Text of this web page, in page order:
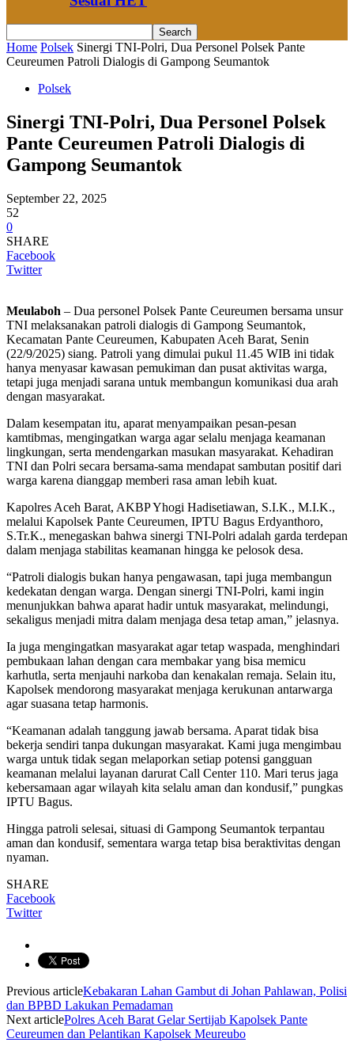
Home Polsek Sinergi TNI-Polri, Dua Personel Polsek Pante
Ceureumen Patroli Dialogis di Gampong Seumantok
Polsek
Sinergi TNI-Polri, Dua Personel Polsek
Pante Ceureumen Patroli Dialogis di
Gampong Seumantok
September 22, 2025
52
0
SHARE
Facebook
Twitter
Meulaboh – Dua personel Polsek Pante Ceureumen bersama unsur
TNI melaksanakan patroli dialogis di Gampong Seumantok,
Kecamatan Pante Ceureumen, Kabupaten Aceh Barat, Senin
(22/9/2025) siang. Patroli yang dimulai pukul 11.45 WIB ini tidak
hanya menyasar kawasan pemukiman dan pusat aktivitas warga,
tetapi juga menjadi sarana untuk membangun komunikasi dua arah
dengan masyarakat.
Dalam kesempatan itu, aparat menyampaikan pesan-pesan
kamtibmas, mengingatkan warga agar selalu menjaga keamanan
lingkungan, serta mendengarkan masukan masyarakat. Kehadiran
TNI dan Polri secara bersama-sama mendapat sambutan positif dari
warga karena dianggap memberi rasa aman lebih kuat.
Kapolres Aceh Barat, AKBP Yhogi Hadisetiawan, S.I.K., M.I.K.,
melalui Kapolsek Pante Ceureumen, IPTU Bagus Erdyanthoro,
S.Tr.K., menegaskan bahwa sinergi TNI-Polri adalah garda terdepan
dalam menjaga stabilitas keamanan hingga ke pelosok desa.
“Patroli dialogis bukan hanya pengawasan, tapi juga membangun
kedekatan dengan warga. Dengan sinergi TNI-Polri, kami ingin
menunjukkan bahwa aparat hadir untuk masyarakat, melindungi,
sekaligus menjadi mitra dalam menjaga desa tetap aman,” jelasnya.
Ia juga mengingatkan masyarakat agar tetap waspada, menghindari
pembukaan lahan dengan cara membakar yang bisa memicu
karhutla, serta menjauhi narkoba dan kenakalan remaja. Selain itu,
Kapolsek mendorong masyarakat menjaga kerukunan antarwarga
agar suasana tetap harmonis.
“Keamanan adalah tanggung jawab bersama. Aparat tidak bisa
bekerja sendiri tanpa dukungan masyarakat. Kami juga mengimbau
warga untuk tidak segan melaporkan setiap potensi gangguan
keamanan melalui layanan darurat Call Center 110. Mari terus jaga
kebersamaan agar wilayah kita selalu aman dan kondusif,” pungkas
IPTU Bagus.
Hingga patroli selesai, situasi di Gampong Seumantok terpantau
aman dan kondusif, sementara warga tetap bisa beraktivitas dengan
nyaman.
SHARE
Facebook
Twitter
Previous articleKebakaran Lahan Gambut di Johan Pahlawan, Polisi
dan BPBD Lakukan Pemadaman
Next articlePolres Aceh Barat Gelar Sertijab Kapolsek Pante
Ceureumen dan Pelantikan Kapolsek Meureubo